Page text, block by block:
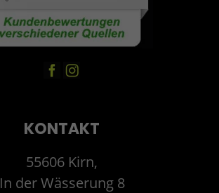
KONTAKT
55606 Kirn,
In der Wässerung 8